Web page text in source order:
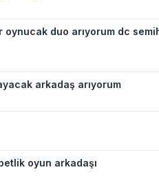
oynucak duo arıyorum dc
arkadaş arıyorum
oyun arkadaşı